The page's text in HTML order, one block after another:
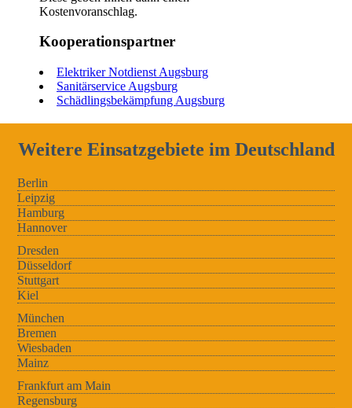
Kostenvoranschlag.
Kooperationspartner
Elektriker Notdienst Augsburg
Sanitärservice Augsburg
Schädlingsbekämpfung Augsburg
Weitere Einsatzgebiete im Deutschland
Berlin
Leipzig
Hamburg
Hannover
Dresden
Düsseldorf
Stuttgart
Kiel
München
Bremen
Wiesbaden
Mainz
Frankfurt am Main
Regensburg